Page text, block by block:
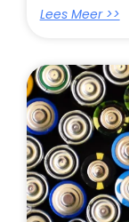
Lees Meer >>